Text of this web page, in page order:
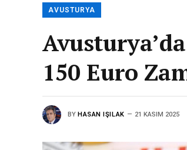
AVUSTURYA
150 Euro
BY HASAN IŞILAK 21 KASIM 2025